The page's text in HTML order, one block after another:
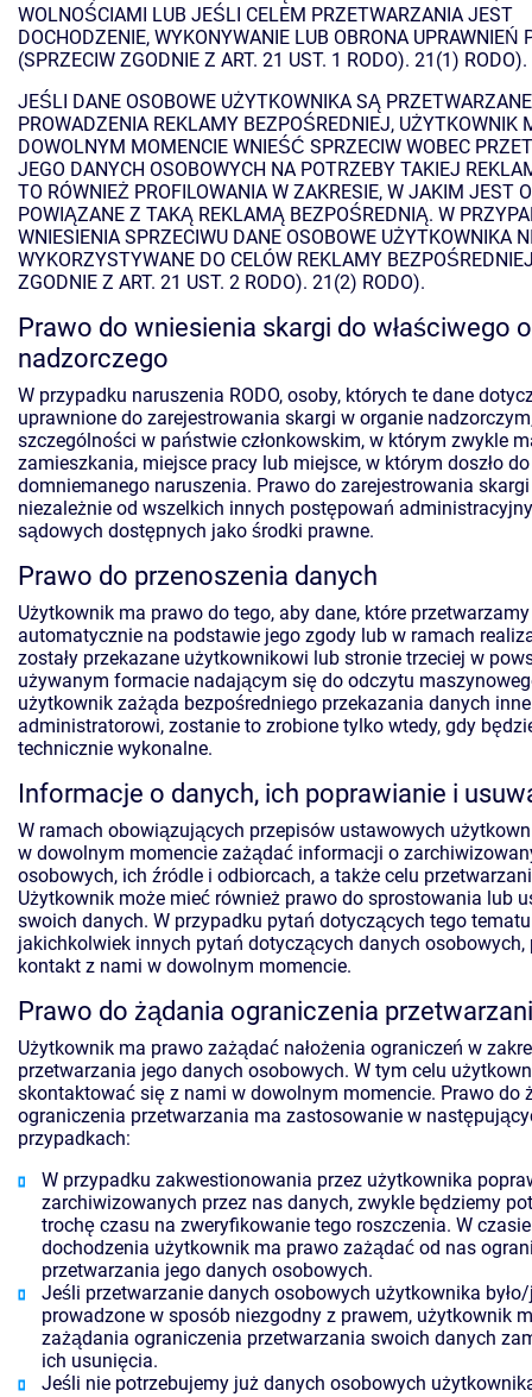
WOLNOŚCIAMI LUB JEŚLI CELEM PRZETWARZANIA JEST
DOCHODZENIE, WYKONYWANIE LUB OBRONA UPRAWNIEŃ
(SPRZECIW ZGODNIE Z ART. 21 UST. 1 RODO). 21(1) RODO).
JEŚLI DANE OSOBOWE UŻYTKOWNIKA SĄ
PROWADZENIA REKLAMY BEZPOŚREDNIEJ, UŻYTKOWNIK
DOWOLNYM MOMENCIE WNIEŚĆ SPRZECIW WOBEC
JEGO DANYCH OSOBOWYCH NA POTRZEBY TAKIEJ
TO RÓWNIEŻ PROFILOWANIA W ZAKRESIE, W JAKIM JEST
POWIĄZANE Z TAKĄ REKLAMĄ BEZPOŚREDNIĄ. W
WNIESIENIA SPRZECIWU DANE OSOBOWE UŻYTKOWNIKA
WYKORZYSTYWANE DO CELÓW REKLAMY
ZGODNIE Z ART. 21 UST. 2 RODO). 21(2) RODO).
Prawo do wniesienia skargi do właściwego
nadzorczego
W przypadku naruszenia RODO, osoby, których te dane
uprawnione do zarejestrowania skargi w organie
szczególności w państwie członkowskim, w którym zwykle
zamieszkania, miejsce pracy lub miejsce, w którym doszło do
domniemanego naruszenia. Prawo do zarejestrowania
niezależnie od wszelkich innych postępowań
sądowych dostępnych jako środki prawne.
Prawo do przenoszenia danych
Użytkownik ma prawo do tego, aby dane, które przetwarzamy
automatycznie na podstawie jego zgody lub w ramach
zostały przekazane użytkownikowi lub stronie trzeciej w
używanym formacie nadającym się do odczytu
użytkownik zażąda bezpośredniego przekazania danych
administratorowi, zostanie to zrobione tylko wtedy, gdy
technicznie wykonalne.
Informacje o danych, ich poprawianie i
W ramach obowiązujących przepisów ustawowych
w dowolnym momencie zażądać informacji o
osobowych, ich źródle i odbiorcach, a także celu
Użytkownik może mieć również prawo do sprostowania lub
swoich danych. W przypadku pytań dotyczących tego
jakichkolwiek innych pytań dotyczących danych osobowych,
kontakt z nami w dowolnym momencie.
Prawo do żądania ograniczenia
Użytkownik ma prawo zażądać nałożenia ograniczeń w
przetwarzania jego danych osobowych. W tym celu
skontaktować się z nami w dowolnym momencie. Prawo do
ograniczenia przetwarzania ma zastosowanie w
przypadkach:
W przypadku zakwestionowania przez użytkownika
zarchiwizowanych przez nas danych, zwykle będziemy
trochę czasu na zweryfikowanie tego roszczenia. W
dochodzenia użytkownik ma prawo zażądać od nas
przetwarzania jego danych osobowych.
Jeśli przetwarzanie danych osobowych użytkownika
prowadzone w sposób niezgodny z prawem, użytkownik
zażądania ograniczenia przetwarzania swoich danych
ich usunięcia.
Jeśli nie potrzebujemy już danych osobowych